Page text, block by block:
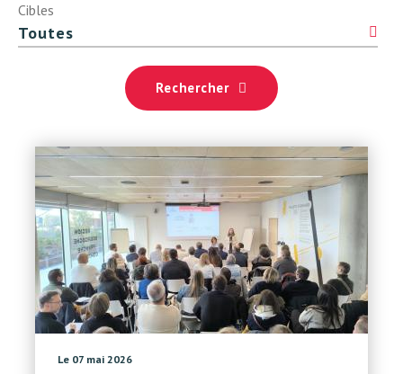
Cibles
Rechercher
Le 07 mai 2026